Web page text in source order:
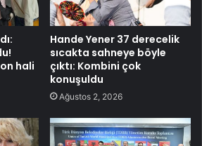
hali
Hande Yener 37 derecelik
sıcakta sahneye böyle
çıktı: Kombini çok
konuşuldu
Ağustos 2, 2026